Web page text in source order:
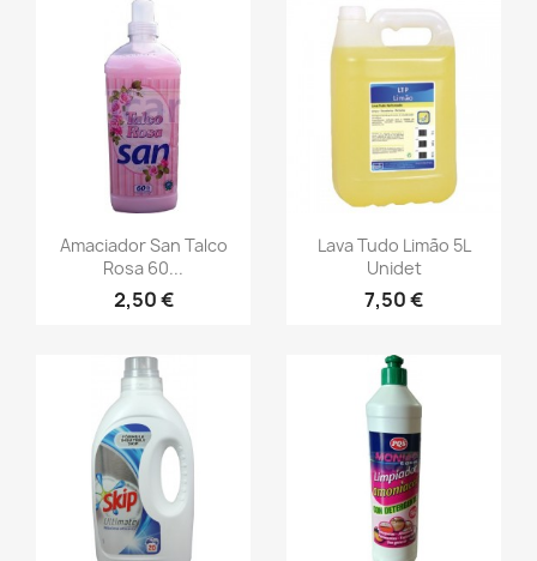
Amaciador San Talco
Rosa 60...
2,50 €
Lava Tudo Limão 5L
Unidet
7,50 €